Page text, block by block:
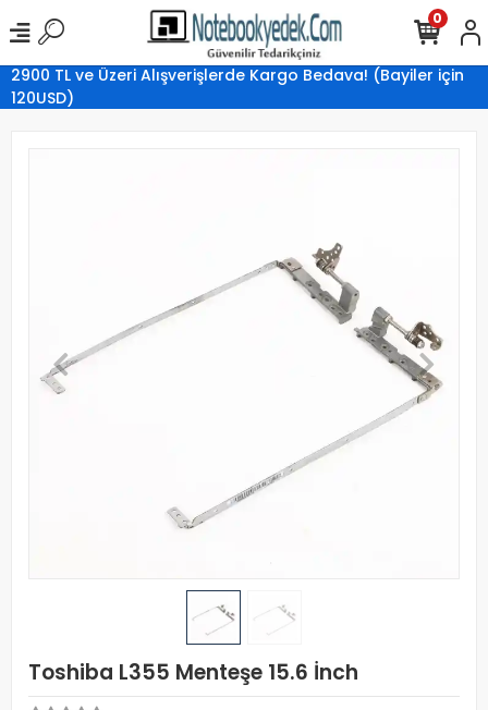
2900 TL ve Üzeri Alışverişlerde Kargo Bedava! (Bayiler için
120USD)
0
Toshiba L355 Menteşe 15.6 İnch